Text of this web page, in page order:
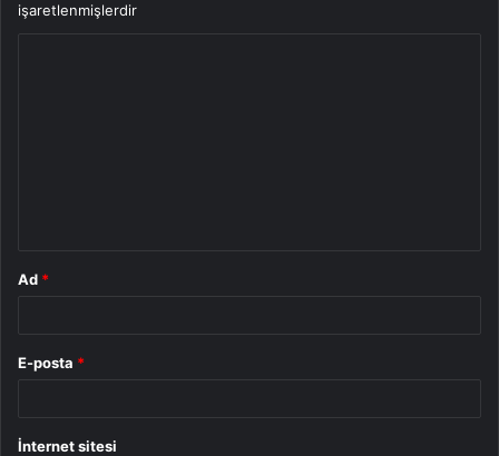
işaretlenmişlerdir
Ad *
E-posta *
İnternet sitesi